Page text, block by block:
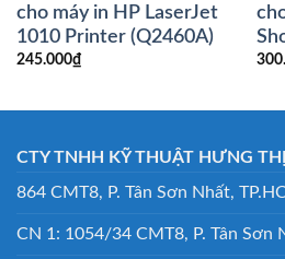
cho máy in HP LaserJet
1010 Printer (Q2460A)
245.000₫
CTY TNHH KỸ THUẬT HƯNG
864 CMT8, P. Tân Sơn Nhất,
CN 1: 1054/34 CMT8, P. Tân Sơn